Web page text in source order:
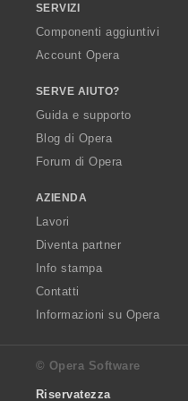
SERVIZI
Componenti aggiuntivi
Account Opera
SERVE AIUTO?
Guida e supporto
Blog di Opera
Forum di Opera
AZIENDA
Lavori
Diventa partner
Info stampa
Contatti
Informazioni su Opera
© Opera Software
Riservatezza